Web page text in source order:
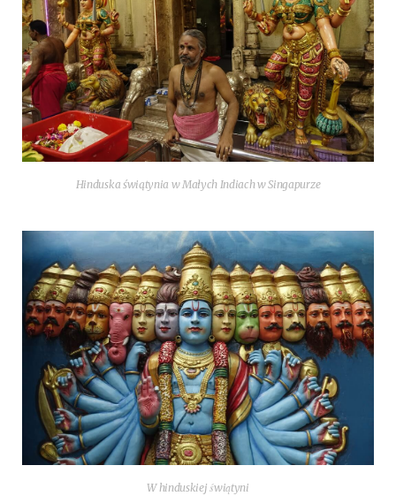
Hin­du­ska świątynia w Małych Indiach w Singapurze
W hin­du­skiej świątyni